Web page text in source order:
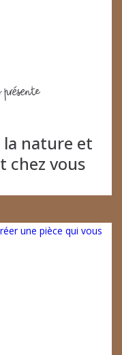
la nature et
chez vous